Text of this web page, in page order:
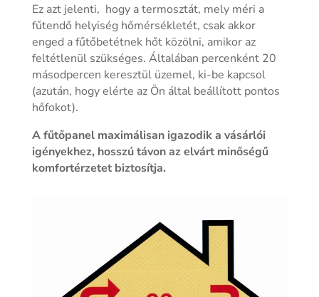
Ez azt jelenti, hogy a termosztát, mely méri a
fűtendő helyiség hőmérsékletét, csak akkor
enged a fűtőbetétnek hőt közölni, amikor az
feltétlenül szükséges. Általában percenként 20
másodpercen keresztül üzemel, ki-be kapcsol
(azután, hogy elérte az Ön által beállított pontos
hőfokot).
A fűtőpanel maximálisan igazodik a vásárlói
igényekhez, hosszú távon az elvárt minőségű
komfortérzetet biztosítja.